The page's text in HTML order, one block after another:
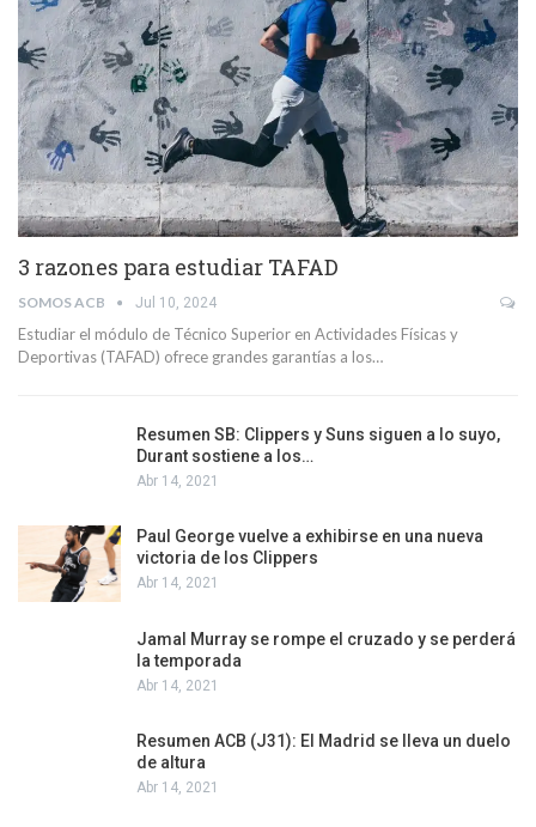
3 razones para estudiar TAFAD
SOMOS ACB Jul 10, 2024
Estudiar el módulo de Técnico Superior en Actividades Físicas y
Deportivas (TAFAD) ofrece grandes garantías a los…
Resumen SB: Clippers y Suns siguen a lo suyo,
Durant sostiene a los…
Abr 14, 2021
Paul George vuelve a exhibirse en una nueva
victoria de los Clippers
Abr 14, 2021
Jamal Murray se rompe el cruzado y se perderá
la temporada
Abr 14, 2021
Resumen ACB (J31): El Madrid se lleva un duelo
de altura
Abr 14, 2021